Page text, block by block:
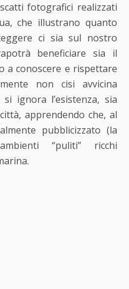
fotografici realizzati
che illustrano quanto
ci sia sul nostro
beneficiare sia il
a conoscere e rispettare
non cisi avvicina
ignora l’esistenza, sia
apprendendo che, al
pubblicizzato (la
“puliti” ricchi